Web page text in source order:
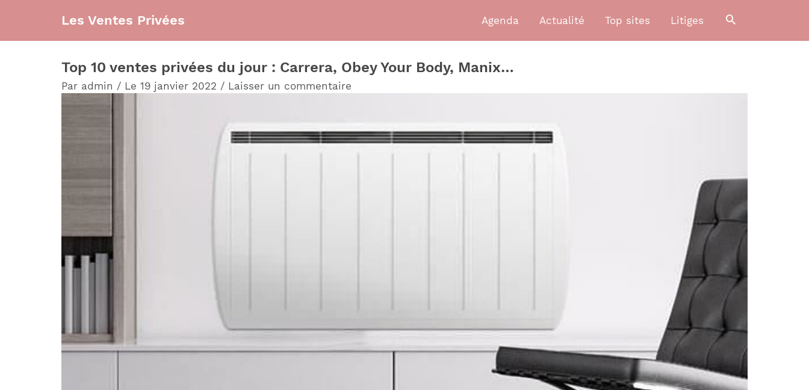
Les Ventes Privées Agenda Actualité Top sites Litiges
Top 10 ventes privées du jour : Carrera, Obey Your Body, Manix…
Par admin / Le 19 janvier 2022 / Laisser un commentaire